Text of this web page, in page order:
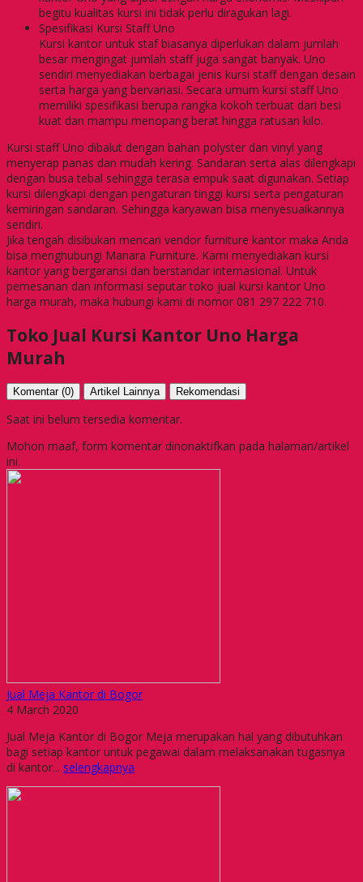
begitu kualitas kursi ini tidak perlu diragukan lagi.
Spesifikasi Kursi Staff Uno
Kursi kantor untuk staf biasanya diperlukan dalam jumlah
besar mengingat jumlah staff juga sangat banyak. Uno
sendiri menyediakan berbagai jenis kursi staff dengan desain
serta harga yang bervariasi. Secara umum kursi staff Uno
memiliki spesifikasi berupa rangka kokoh terbuat dari besi
kuat dan mampu menopang berat hingga ratusan kilo.
Kursi staff Uno dibalut dengan bahan polyster dan vinyl yang
menyerap panas dan mudah kering. Sandaran serta alas dilengkapi
dengan busa tebal sehingga terasa empuk saat digunakan. Setiap
kursi dilengkapi dengan pengaturan tinggi kursi serta pengaturan
kemiringan sandaran. Sehingga karyawan bisa menyesuaikannya
sendiri.
Jika tengah disibukan mencari vendor furniture kantor maka Anda
bisa menghubungi Manara Furniture. Kami menyediakan kursi
kantor yang bergaransi dan berstandar internasional. Untuk
pemesanan dan informasi seputar toko jual kursi kantor Uno
harga murah, maka hubungi kami di nomor 081 297 222 710.
Toko Jual Kursi Kantor Uno Harga
Murah
Komentar (0) Artikel Lainnya Rekomendasi
Saat ini belum tersedia komentar.
Mohon maaf, form komentar dinonaktifkan pada halaman/artikel
ini.
Jual Meja Kantor di Bogor
4 March 2020
Jual Meja Kantor di Bogor Meja merupakan hal yang dibutuhkan
bagi setiap kantor untuk pegawai dalam melaksanakan tugasnya
di kantor... selengkapnya